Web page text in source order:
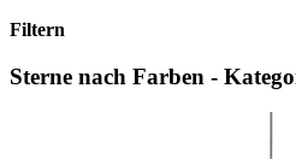
Filtern
Sterne nach Farben -